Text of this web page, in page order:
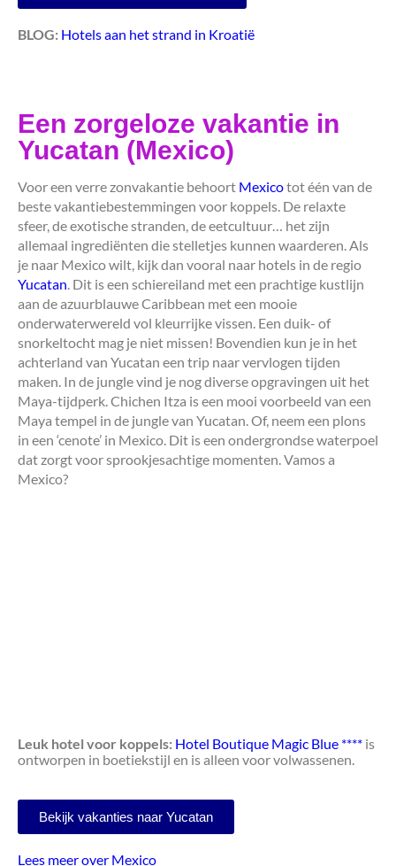
BLOG: Hotels aan het strand in Kroatië
Een zorgeloze vakantie in
Yucatan (Mexico)
Voor een verre zonvakantie behoort Mexicotot één van de
beste vakantiebestemmingen voor koppels. De relaxte
sfeer, de exotische stranden, de eetcultuur… het zijn
allemaal ingrediënten die stelletjes kunnen waarderen. Als
je naar Mexico wilt, kijk dan vooral naar hotels in de regio
Yucatan . Dit is een schiereiland met een prachtige kustlijn
aan de azuurblauwe Caribbean met een mooie
onderwaterwereld vol kleurrijke vissen. Een duik- of
snorkeltocht mag je niet missen! Bovendien kun je in het
achterland van Yucatan een trip naar vervlogen tijden
maken. In de jungle vind je nog diverse opgravingen uit het
Maya-tijdperk. Chichen Itza is een mooi voorbeeld van een
Maya tempel in de jungle van Yucatan. Of, neem een plons
in een ‘cenote’ in Mexico. Dit is een ondergrondse waterpoel
dat zorgt voor sprookjesachtige momenten. Vamos a
Mexico?
Leuk hotel voor koppels: Hotel Boutique Magic Blue **** is
ontworpen in boetiekstijl en is alleen voor volwassenen.
Bekijk vakanties naar Yucatan
Lees meer over Mexico